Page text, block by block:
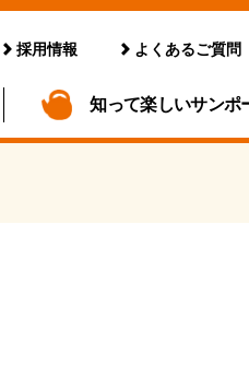
採用情報 よくあるご質問
知って楽しいサンポ